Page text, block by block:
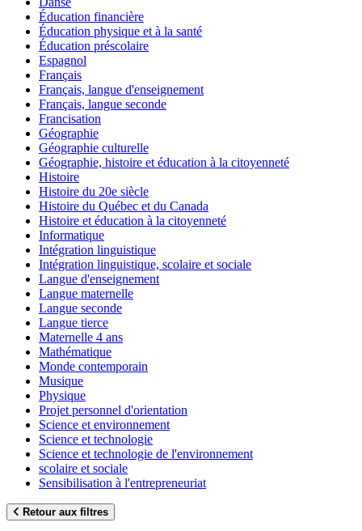
Éducation financière
Éducation physique et à la santé
Éducation préscolaire
Espagnol
Français
Français, langue d'enseignement
Français, langue seconde
Francisation
Géographie
Géographie culturelle
Géographie, histoire et éducation à la citoyenneté
Histoire
Histoire du 20e siècle
Histoire du Québec et du Canada
Histoire et éducation à la citoyenneté
Informatique
Intégration linguistique
Intégration linguistique, scolaire et sociale
Langue d'enseignement
Langue maternelle
Langue seconde
Langue tierce
Maternelle 4 ans
Mathématique
Monde contemporain
Musique
Physique
Projet personnel d'orientation
Science et environnement
Science et technologie
Science et technologie de l'environnement
scolaire et sociale
Sensibilisation à l'entrepreneuriat
Retour aux filtres